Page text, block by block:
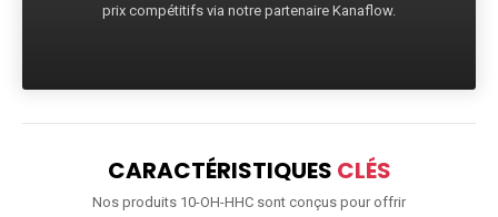
prix compétitifs via notre partenaire Kanaflow.
CARACTÉRISTIQUES CLÉS
Nos produits 10-OH-HHC sont conçus pour offrir